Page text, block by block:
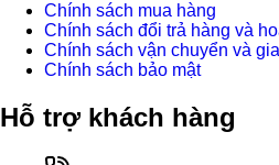
Chính sách mua hàng
Chính sách đổi trả hàng và
Chính sách vận chuyển và
Chính sách bảo mật
Hỗ trợ khách hàng